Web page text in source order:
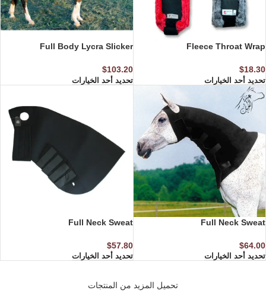
Fleece Throat Wrap
$18.30
تحديد أحد الخيارات
Full Body Lycra Slicker
$103.20
تحديد أحد الخيارات
Full Neck Sweat
$64.00
تحديد أحد الخيارات
Full Neck Sweat
$57.80
تحديد أحد الخيارات
تحميل المزيد من المنتجات